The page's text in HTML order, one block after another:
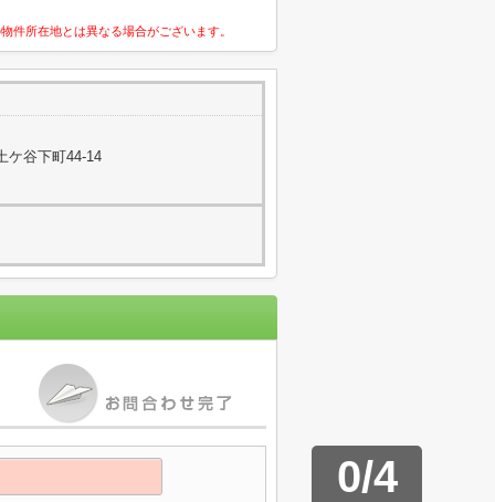
件所在地とは異なる場合がございます。
ケ谷下町44-14
0/4